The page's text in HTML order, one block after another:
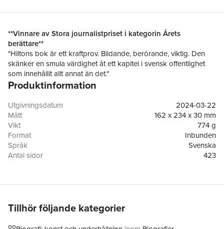
**Vinnare av Stora journalistpriset i kategorin Årets
berättare**
"Hiltons bok är ett kraftprov. Bildande, berörande, viktig. Den
skänker en smula värdighet åt ett kapitel i svensk offentlighet
som innehållit allt annat än det."
Karin Olsson, Expressen
Gunilla Kindstrand, Svenska Dagbladet
"Hans bok är både lärostycke och tragedi – och har potential
att nå en stor publik – precis som Benny Fredriksson."
Ingrid Elam, Aftonbladet
"Gastkramande tragedi som blir njutningsfull läsning med
många bottnar genom all research och ett sagolikt vackert
"Detta är en av de starkaste samtidsskildrande böcker jag läst."
"välskrivet och laddat drama med fem akter."
Boel Gerell, Sydsvenskan
"Denna kombination av politiskt sprängstoff och personliga
Produktinformation
Utgivningsdatum
2024-03-22
Mått
162 x 234 x 30 mm
Vikt
774 g
Format
Inbunden
Språk
Svenska
Antal sidor
423
ISBN
9789127175495
Tillhör följande kategorier